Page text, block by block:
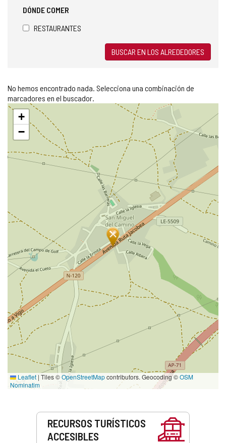
DÓNDE COMER
RESTAURANTES
BUSCAR EN LOS ALREDEDORES
No hemos encontrado nada. Selecciona una combinación de
marcadores en el buscador.
Saltar
mapa
+
−
Leaflet | Tiles ©OpenStreetMapcontributors. Geocoding ©OSM
Nominatim
RECURSOS TURÍSTICOS
ACCESIBLES